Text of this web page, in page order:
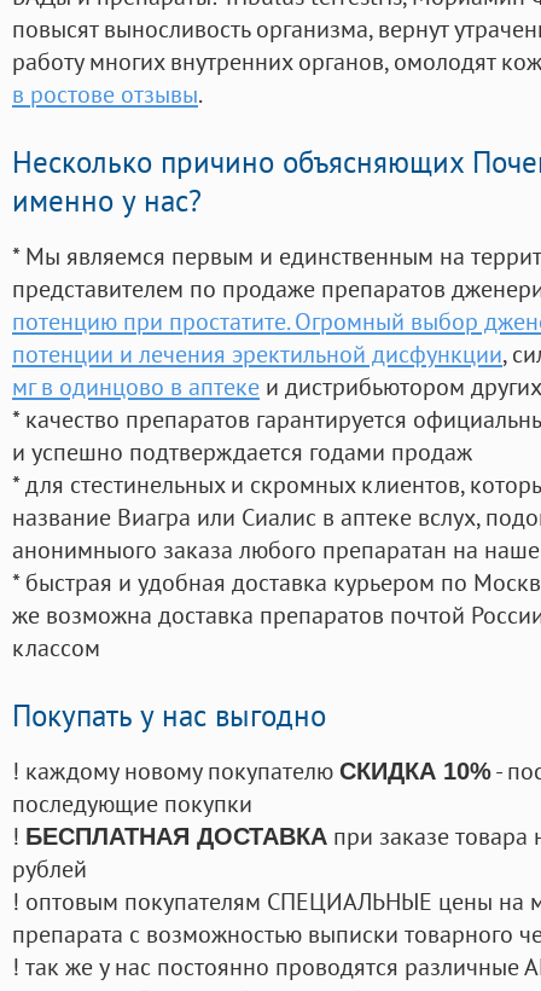
повысят выносливость организма, вернут
работу многих внутренних органов, омолодят
в ростове отзывы.
Несколько причино объясняющих
именно у нас?
* Мы являемся первым и единственным на
представителем по продаже препаратов
потенцию при простатите. Огромный выбор
потенции и лечения эректильной дисфункции,
мг в одинцово в аптеке и дистрибьютором
* качество препаратов гарантируется
и успешно подтверждается годами продаж
* для стестинельных и скромных клиентов,
название Виагра или Сиалис в аптеке вслух,
анонимныого заказа любого препаратан на
* быстрая и удобная доставка курьером по
же возможна доставка препаратов почтой
классом
Покупать у нас выгодно
! каждому новому покупателю СКИДКА 10%-
последующие покупки
! БЕСПЛАТНАЯ ДОСТАВКА при заказе
рублей
! оптовым покупателям СПЕЦИАЛЬНЫЕ цены на
препарата с возможностью выписки товарного
! так же у нас постоянно проводятся